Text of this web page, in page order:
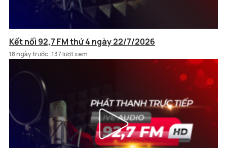
Kết nối 92,7 FM thứ 4 ngày 22/7/2026
18 ngày trước 137 lượt xem